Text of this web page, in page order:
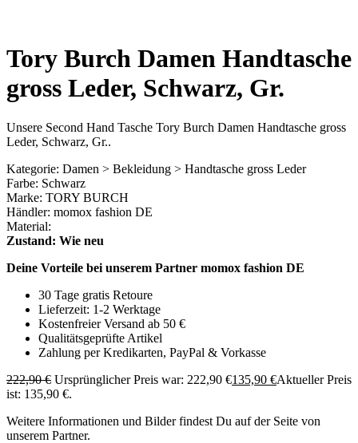
Tory Burch Damen Handtasche
gross Leder, Schwarz, Gr.
Unsere Second Hand Tasche Tory Burch Damen Handtasche gross
Leder, Schwarz, Gr..
Kategorie: Damen > Bekleidung > Handtasche gross Leder
Farbe: Schwarz
Marke: TORY BURCH
Händler: momox fashion DE
Material:
Zustand: Wie neu
Deine Vorteile bei unserem Partner momox fashion DE
30 Tage gratis Retoure
Lieferzeit: 1-2 Werktage
Kostenfreier Versand ab 50 €
Qualitätsgeprüfte Artikel
Zahlung per Kredikarten, PayPal & Vorkasse
222,90€ Ursprünglicher Preis war: 222,90 €135,90 €Aktueller Preis
ist: 135,90 €.
Weitere Informationen und Bilder findest Du auf der Seite von
unserem Partner.